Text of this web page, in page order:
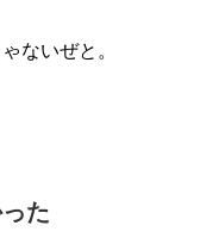
ないぜと。
た